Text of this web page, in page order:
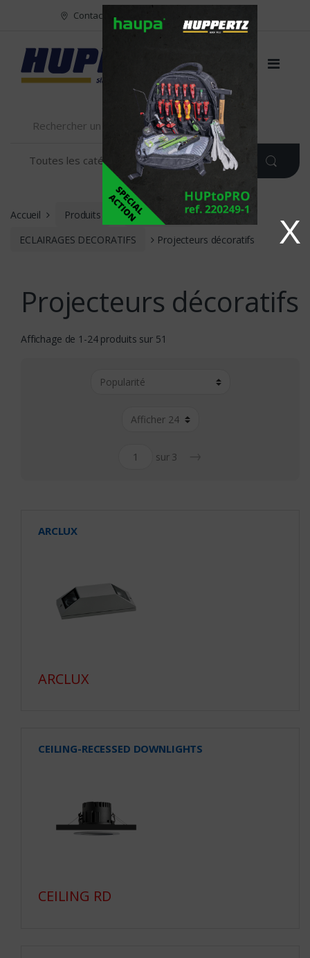
X
Vers le content Contact
Accueil Produits
ECLAIRAGE
ECLAIRAGES DECORATIFS
Projecteurs décoratifs
Projecteurs décoratifs
Affichage de 1-24 produits sur 51
sur 3
ARCLUX
ARCLUX
CEILING-RECESSED DOWNLIGHTS
CEILING RD